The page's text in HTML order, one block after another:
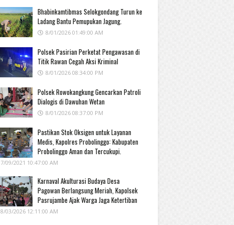
Bhabinkamtibmas Selokgondang Turun ke
Ladang Bantu Pemupukan Jagung.
8/01/2026 01:49:00 AM
Polsek Pasirian Perketat Pengawasan di
Titik Rawan Cegah Aksi Kriminal
8/01/2026 08:34:00 PM
Polsek Rowokangkung Gencarkan Patroli
Dialogis di Dawuhan Wetan
8/01/2026 08:37:00 PM
Pastikan Stok Oksigen untuk Layanan
Medis, Kapolres Probolinggo: Kabupaten
Probolinggo Aman dan Tercukupi.
7/09/2021 10:47:00 AM
Karnaval Akulturasi Budaya Desa
Pagowan Berlangsung Meriah, Kapolsek
Pasrujambe Ajak Warga Jaga Ketertiban
8/03/2026 12:11:00 AM